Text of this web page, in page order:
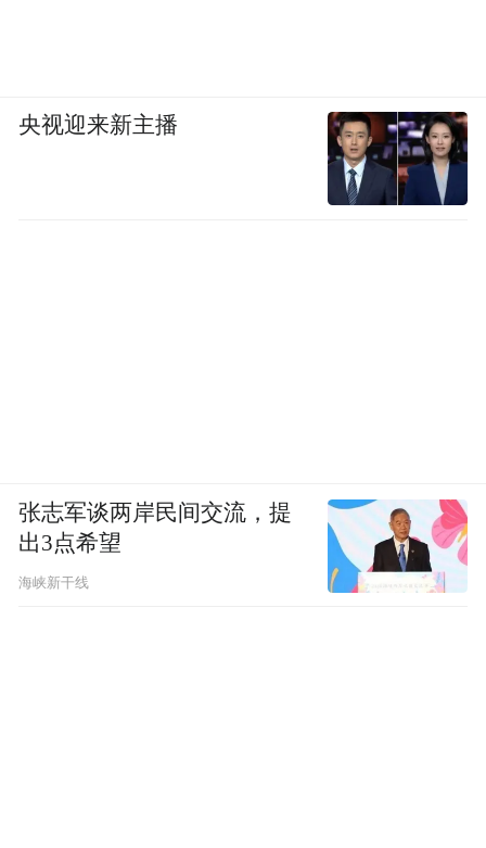
央视迎来新主播
张志军谈两岸民间交流，提
出3点希望
海峡新干线